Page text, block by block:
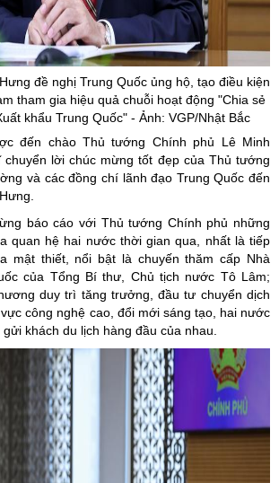
đề nghị Trung Quốc ủng hộ, tạo điều kiện
tham gia hiệu quả chuỗi hoạt động "Chia sẻ
khẩu Trung Quốc" - Ảnh: VGP/Nhật Bắc
đến chào Thủ tướng Chính phủ Lê Minh
lời chúc mừng tốt đẹp của Thủ tướng
và các đồng chí lãnh đạo Trung Quốc đến
báo cáo với Thủ tướng Chính phủ những
quan hệ hai nước thời gian qua, nhất là tiếp
mật thiết, nổi bật là chuyến thăm cấp Nhà
của Tổng Bí thư, Chủ tịch nước Tô Lâm;
duy trì tăng trưởng, đầu tư chuyển dịch
công nghệ cao, đổi mới sáng tạo, hai nước
khách du lịch hàng đầu của nhau.